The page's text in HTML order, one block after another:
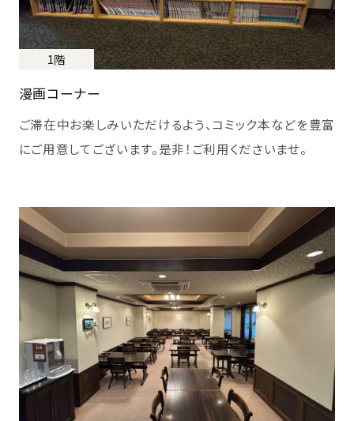
漫画コーナー
ご滞在中お楽しみいただけるよう、コミック本などを豊富
にご用意してございます。是非！ご利用くださいませ。
1階